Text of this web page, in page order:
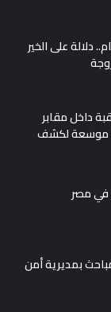
توجد بفئات 1 ين، 5 ين، 10 ين، 50 ين، 100 ين، و500 ين، وتُصنع من
العالمية،
يُعرف الين بأنه
الأزمات
دلالة على الخير
داخل مقابر
موسعة لكشف
في مصر
بمديرية أمن